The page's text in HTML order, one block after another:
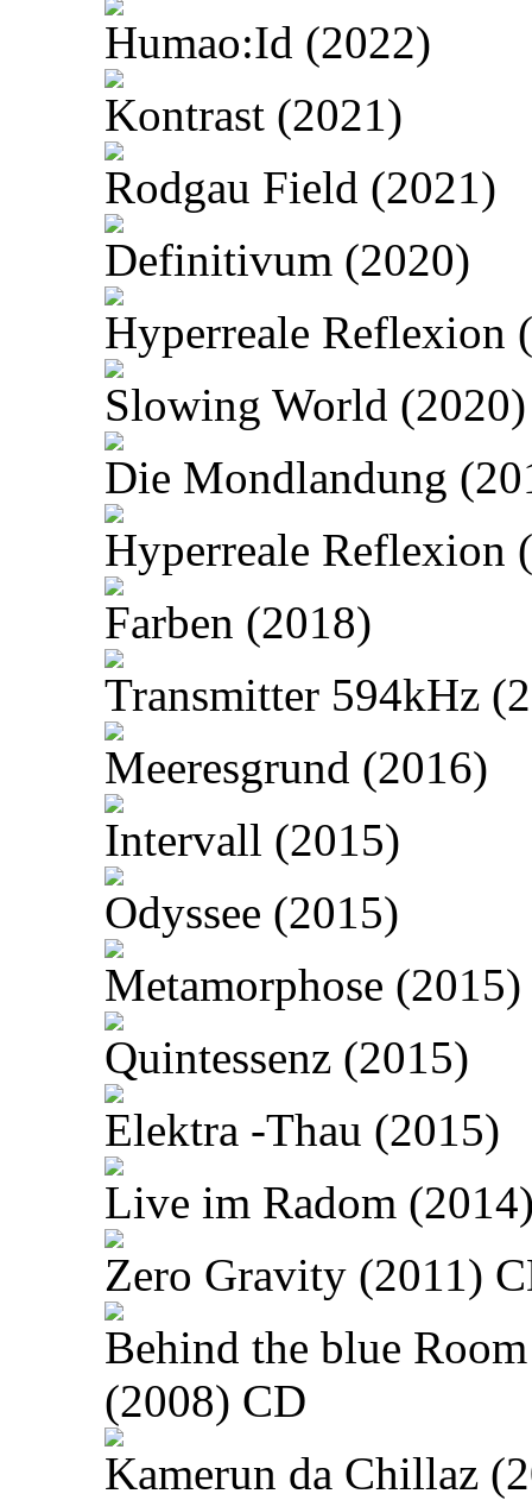
Humao:Id (2022)
Kontrast (2021)
Rodgau Field (2021)
Definitivum (2020)
Hyperreale Reflexion
Slowing World (2020)
Die Mondlandung
Hyperreale Reflexion
Farben (2018)
Transmitter 594kHz
Meeresgrund (2016)
Intervall (2015)
Odyssee (2015)
Metamorphose (2015)
Quintessenz (2015)
Elektra -Thau (2015)
Live im Radom
Zero Gravity (2011)
Behind the blue Room
(2008) CD
Kamerun da Chillaz